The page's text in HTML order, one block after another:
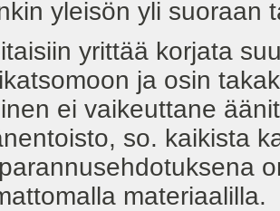
yleisön yli suoraan
yrittää korjata
ja osin
ei vaikeuttane
so. kaikista
materiaalilla.